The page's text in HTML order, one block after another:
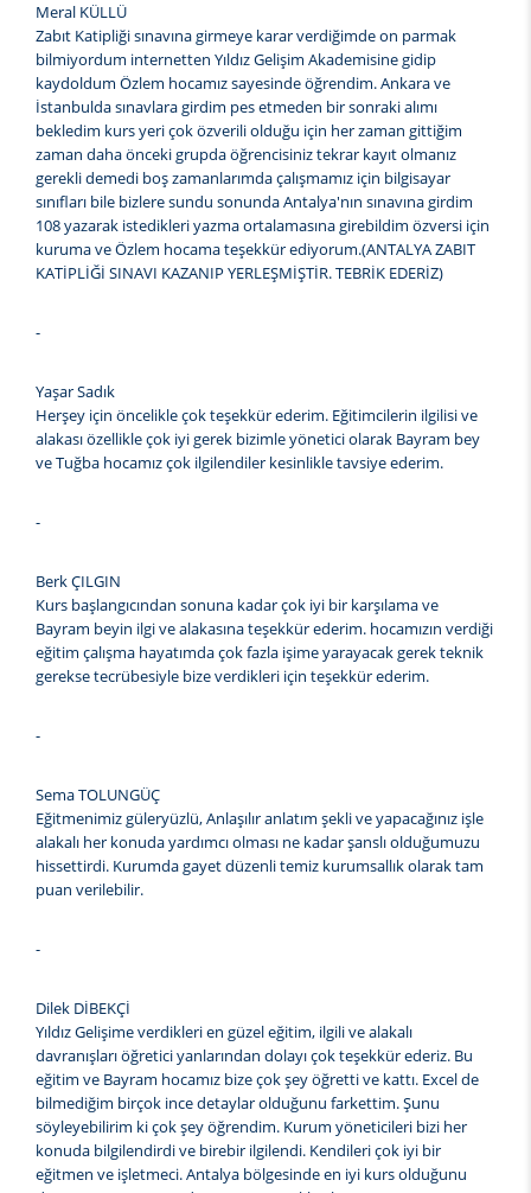
Meral KÜLLÜ
Zabıt Katipliği sınavına girmeye karar verdiğimde on parmak
bilmiyordum internetten Yıldız Gelişim Akademisine gidip
kaydoldum Özlem hocamız sayesinde öğrendim. Ankara ve
İstanbulda sınavlara girdim pes etmeden bir sonraki alımı
bekledim kurs yeri çok özverili olduğu için her zaman gittiğim
zaman daha önceki grupda öğrencisiniz tekrar kayıt olmanız
gerekli demedi boş zamanlarımda çalışmamız için bilgisayar
sınıfları bile bizlere sundu sonunda Antalya'nın sınavına girdim
108 yazarak istedikleri yazma ortalamasına girebildim özversi için
kuruma ve Özlem hocama teşekkür ediyorum.(ANTALYA ZABIT
KATİPLİĞİ SINAVI KAZANIP YERLEŞMİŞTİR. TEBRİK EDERİZ)
-
Yaşar Sadık
Herşey için öncelikle çok teşekkür ederim. Eğitimcilerin ilgilisi ve
alakası özellikle çok iyi gerek bizimle yönetici olarak Bayram bey
ve Tuğba hocamız çok ilgilendiler kesinlikle tavsiye ederim.
-
Berk ÇILGIN
Kurs başlangıcından sonuna kadar çok iyi bir karşılama ve
Bayram beyin ilgi ve alakasına teşekkür ederim. hocamızın verdiği
eğitim çalışma hayatımda çok fazla işime yarayacak gerek teknik
gerekse tecrübesiyle bize verdikleri için teşekkür ederim.
-
Sema TOLUNGÜÇ
Eğitmenimiz güleryüzlü, Anlaşılır anlatım şekli ve yapacağınız işle
alakalı her konuda yardımcı olması ne kadar şanslı olduğumuzu
hissettirdi. Kurumda gayet düzenli temiz kurumsallık olarak tam
puan verilebilir.
-
Dilek DİBEKÇİ
Yıldız Gelişime verdikleri en güzel eğitim, ilgili ve alakalı
davranışları öğretici yanlarından dolayı çok teşekkür ederiz. Bu
eğitim ve Bayram hocamız bize çok şey öğretti ve kattı. Excel de
bilmediğim birçok ince detaylar olduğunu farkettim. Şunu
söyleyebilirim ki çok şey öğrendim. Kurum yöneticileri bizi her
konuda bilgilendirdi ve birebir ilgilendi. Kendileri çok iyi bir
eğitmen ve işletmeci. Antalya bölgesinde en iyi kurs olduğunu